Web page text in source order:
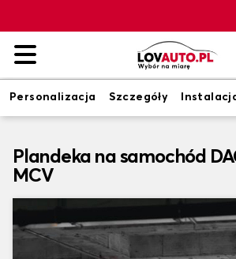
Personalizacja Szczegóły
Plandeka na samochód
MCV